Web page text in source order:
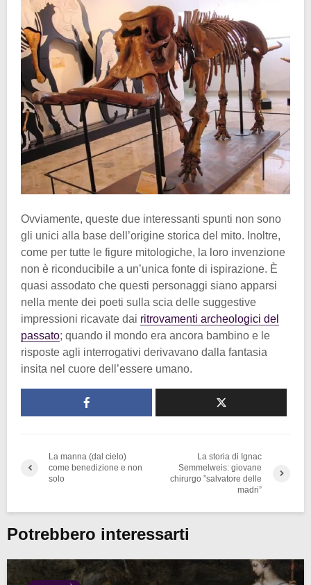
Ovviamente, queste due interessanti spunti non sono
gli unici alla base dell’origine storica del mito. Inoltre,
come per tutte le figure mitologiche, la loro invenzione
non è riconducibile a un’unica fonte di ispirazione. È
quasi assodato che questi personaggi siano apparsi
nella mente dei poeti sulla scia delle suggestive
impressioni ricavate dai ritrovamenti archeologici del
passato; quando il mondo era ancora bambino e le
risposte agli interrogativi derivavano dalla fantasia
insita nel cuore dell’essere umano.
La manna (dal cielo)
come benedizione e non
solo
La storia di Ignac
Semmelweis: giovane
chirurgo ”salvatore delle
madri”
Potrebbero interessarti